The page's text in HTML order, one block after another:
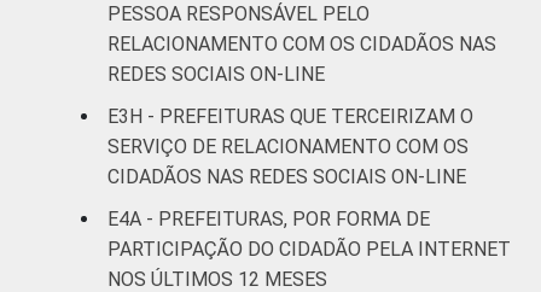
PESSOA RESPONSÁVEL PELO
RELACIONAMENTO COM OS CIDADÃOS NAS
REDES SOCIAIS ON-LINE
E3H - PREFEITURAS QUE TERCEIRIZAM O
SERVIÇO DE RELACIONAMENTO COM OS
CIDADÃOS NAS REDES SOCIAIS ON-LINE
E4A - PREFEITURAS, POR FORMA DE
PARTICIPAÇÃO DO CIDADÃO PELA INTERNET
NOS ÚLTIMOS 12 MESES